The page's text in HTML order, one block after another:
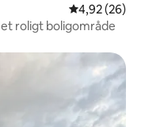
4,92 ud af 5 i
4,92 (26)
roligt boligområde